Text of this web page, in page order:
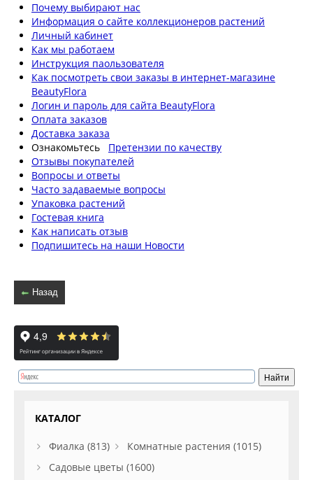
Почему выбирают нас
Информация о сайте коллекционеров растений
Личный кабинет
Как мы работаем
Инструкция паользователя
Как посмотреть свои заказы в интернет-магазине
BeautyFlora
Логин и пароль для сайта BeautyFlora
Оплата заказов
Доставка заказа
Ознакомьтесь Претензии по качеству
Отзывы покупателей
Вопросы и ответы
Часто задаваемые вопросы
Упаковка растений
Гостевая книга
Как написать отзыв
Подпишитесь на наши Новости
Назад
КАТАЛОГ
Фиалка (813)
Комнатные растения (1015)
Садовые цветы (1600)